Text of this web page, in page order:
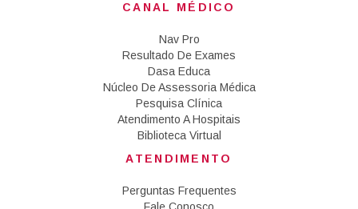
CANAL MÉDICO
Nav Pro
Resultado De Exames
Dasa Educa
Núcleo De Assessoria Médica
Pesquisa Clínica
Atendimento A Hospitais
Biblioteca Virtual
ATENDIMENTO
Perguntas Frequentes